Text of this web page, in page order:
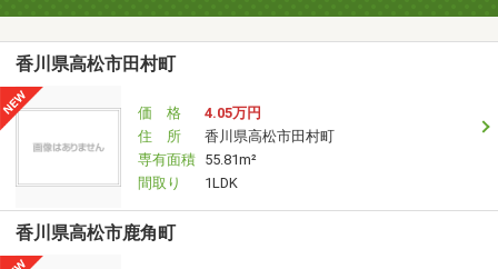
香川県高松市田村町
価 格
4.05万円
住 所
香川県高松市田村町
専有面積 55.81m²
間取り
1LDK
香川県高松市鹿角町